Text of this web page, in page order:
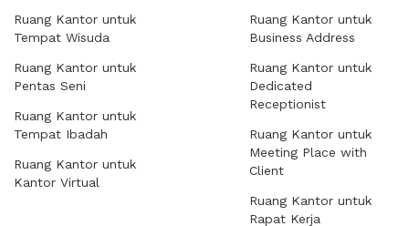
Ruang Kantor untuk
Tempat Wisuda
Ruang Kantor untuk
Pentas Seni
Ruang Kantor untuk
Tempat Ibadah
Ruang Kantor untuk
Kantor Virtual
Ruang Kantor untuk
Business Address
Ruang Kantor untuk
Dedicated
Receptionist
Ruang Kantor untuk
Meeting Place with
Client
Ruang Kantor untuk
Rapat Kerja